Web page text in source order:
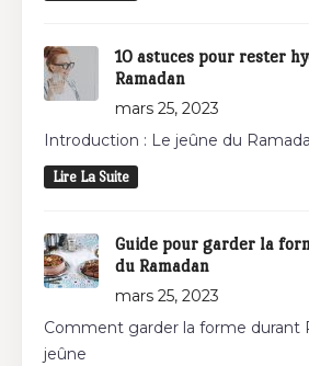
10 astuces pour rester
Ramadan
mars 25, 2023
Introduction : Le jeûne du
Lire La Suite
Guide pour garder la
du Ramadan
mars 25, 2023
Comment garder la forme durant
jeûne